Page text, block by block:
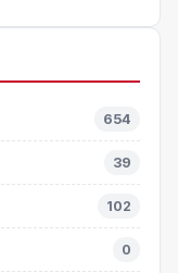
654
39
102
0